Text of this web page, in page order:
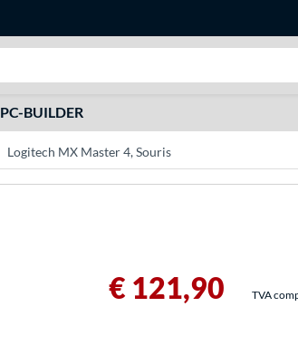
PC-BUILDER
Logitech MX Master 4, Souris
€ 121,90 TVA